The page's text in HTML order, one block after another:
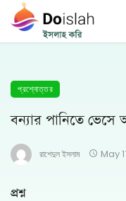
প্রশ্নোত্তর
বন্যার পানিতে
রাশেদুল ইসলাম May
প্রশ্ন